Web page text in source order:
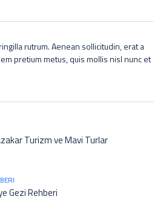
rutrum. Aenean sollicitudin, erat a
pretium metus, quis mollis nisl nunc et
Turizm ve Mavi Turlar
Gezi Rehberi